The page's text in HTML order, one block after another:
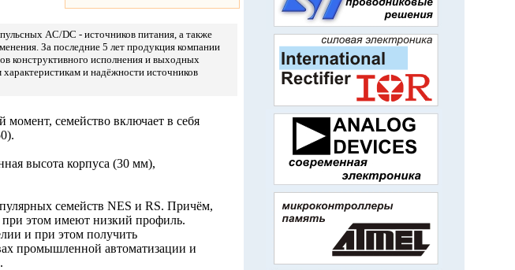
AC/DC - источников питания, а также
За последние 5 лет продукция компании
конструктивного исполнения и выходных
и надёжности источников
семейство включает в себя
высота корпуса (30 мм),
семейств NES и RS. Причём,
этом имеют низкий профиль.
и при этом получить
промышленной автоматизации и